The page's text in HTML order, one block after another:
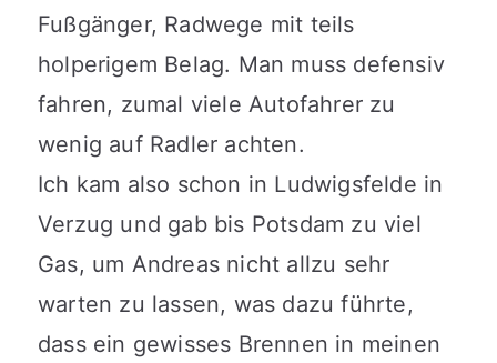
Fußgänger, Radwege mit teils
holperigem Belag. Man muss defensiv
fahren, zumal viele Autofahrer zu
wenig auf Radler achten.
Ich kam also schon in Ludwigsfelde in
Verzug und gab bis Potsdam zu viel
Gas, um Andreas nicht allzu sehr
warten zu lassen, was dazu führte,
dass ein gewisses Brennen in meinen